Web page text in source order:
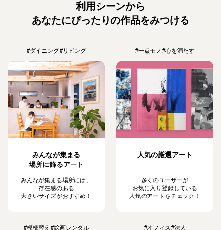
利用シーンから
あなたにぴったりの作品をみつける
#ダイニング#リビング
みんなが集まる
場所に飾るアート
みんなが集まる場所には、
存在感のある
大きいサイズがおすすめ！
#一点モノ#心を満たす
人気の厳選アート
多くのユーザーが
お気に入り登録している
人気のアートをチェック！
#模様替え #絵画レンタル #オフィス#法人